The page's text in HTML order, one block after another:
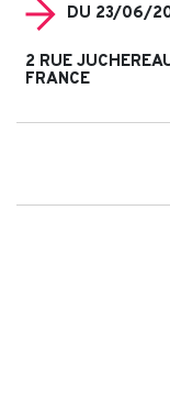
DU 23/06/
2 RUE
FRANCE